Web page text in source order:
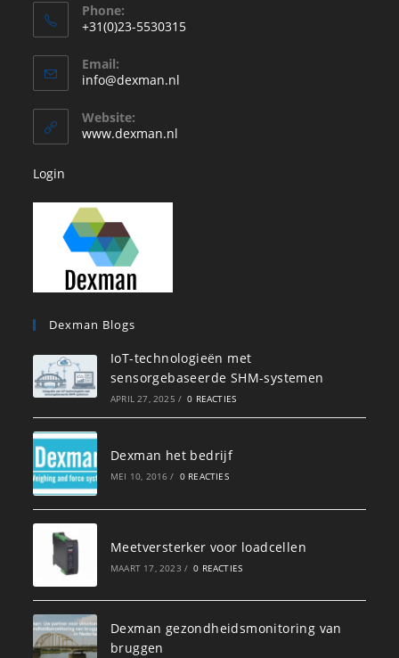
Phone:
+31(0)23-5530315
in
je
toepassing
Email:
info@dexman.nl
Website:
www.dexman.nl
Login
Dexman Blogs
IoT-technologieën met
sensorgebaseerde SHM-systemen
APRIL 27, 2025 / 0 REACTIES
Dexman het bedrijf
MEI 10, 2016 / 0 REACTIES
Meetversterker voor loadcellen
MAART 17, 2023 / 0 REACTIES
Dexman gezondheidsmonitoring van
bruggen